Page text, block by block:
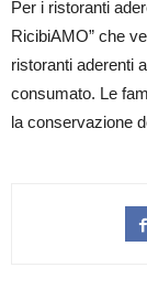
Per i ristoranti
RicibiAMO” che
ristoranti aderenti
consumato. Le
la conservazione